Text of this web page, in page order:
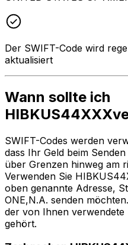
Der SWIFT-Code wird
aktualisiert
Wann sollte ich
SWIFT-Codes werden
dass Ihr Geld beim
über Grenzen hinweg am
Verwenden Sie
oben genannte Adresse,
ONE,N.A. senden
der von Ihnen
gehört.